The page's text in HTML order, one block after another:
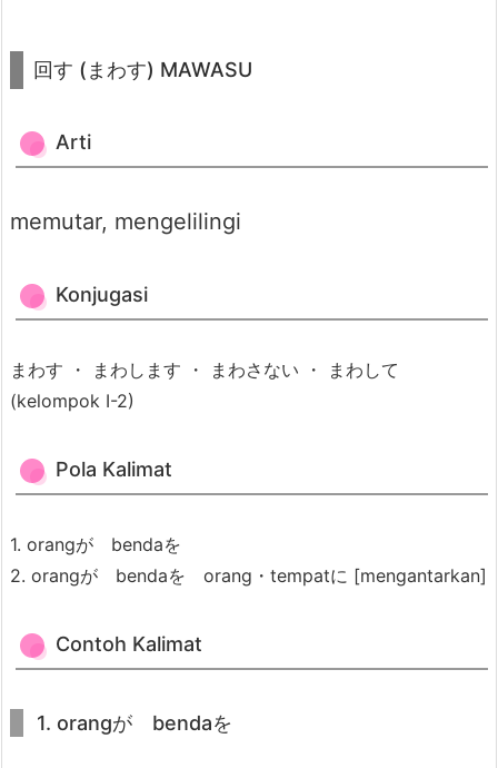
a
m
t
4.
C
n
t
h
K
a
4.
回す (まわす) MAWASU
Arti
memutar, mengelilingi
Konjugasi
まわす ・ まわします ・ まわさない ・ まわして
(kelompok I-2)
Pola Kalimat
1. orangが bendaを
2. orangが bendaを orang・tempatに [mengantarkan]
Contoh Kalimat
1. orangが bendaを